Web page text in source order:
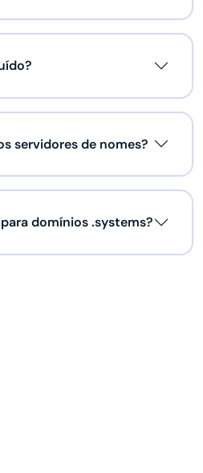
servidores de nomes?
domínios .systems?